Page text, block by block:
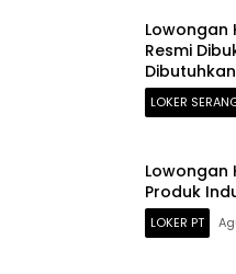
Lowongan
Resmi
Indonesia
LOKER
Lowongan
Produk
LOKER PT